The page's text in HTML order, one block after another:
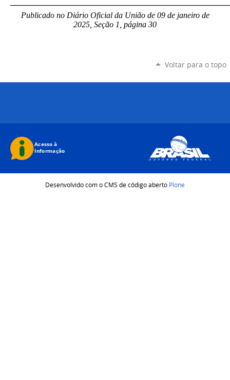
Publicado no Diário Oficial da União de 09 de janeirode
2025, Seção 1, página 30
Voltar para o topo
Desenvolvido com o CMS de código aberto Plone